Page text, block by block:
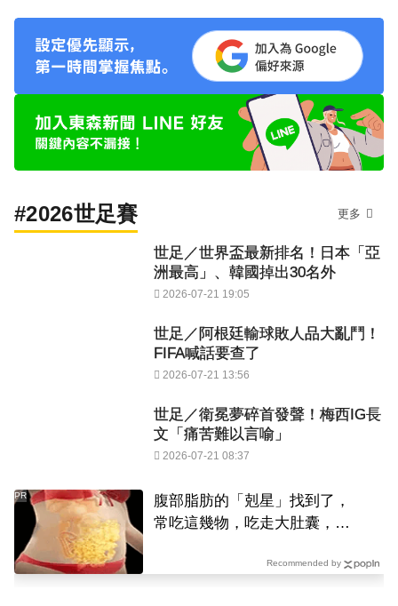
#2026世足賽 更多
世足／世界盃最新排名！日本「亞
洲最高」、韓國掉出30名外
2026-07-21 19:05
世足／阿根廷輸球敗人品大亂鬥！
FIFA喊話要查了
2026-07-21 13:56
世足／衛冕夢碎首發聲！梅西IG長
文「痛苦難以言喻」
2026-07-21 08:37
腹部脂肪的「剋星」找到了，
常吃這幾物，吃走大肚囊，瘦
PR
Recommended by